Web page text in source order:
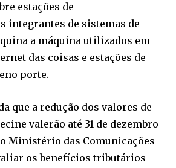
estações de
integrantes de sistemas de
a máquina utilizados em
das coisas e estações de
porte.
que a redução dos valores de
valerão até 31 de dezembro
Ministério das Comunicações
os benefícios tributários